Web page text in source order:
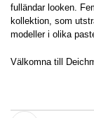
fulländar looken.
kollektion, som
modeller i olika
Välkomna till